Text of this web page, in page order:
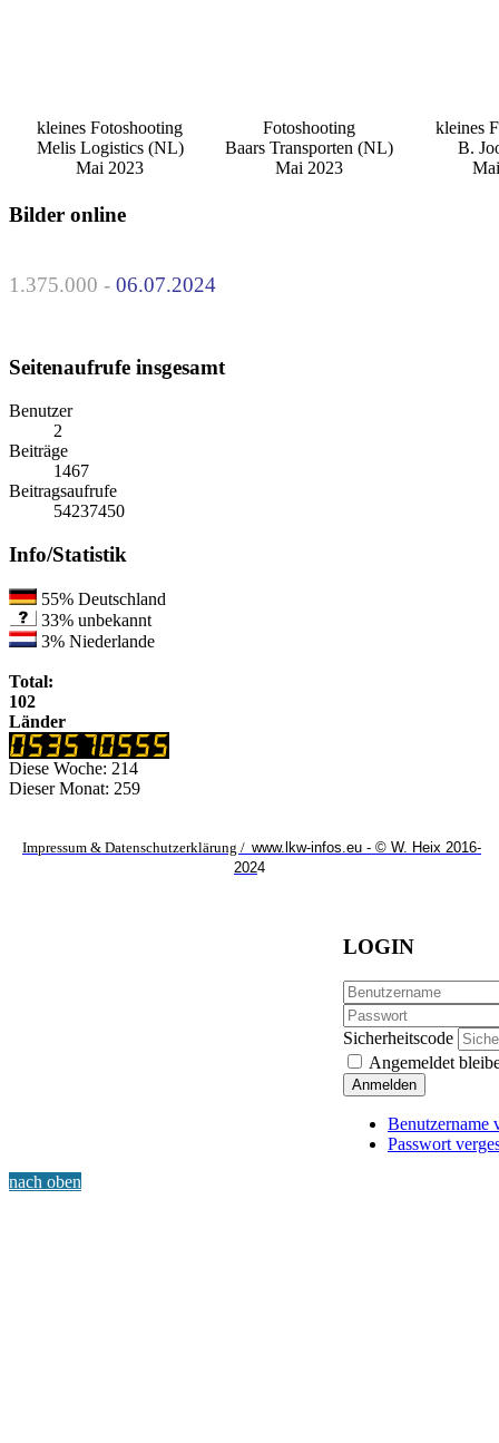
kleines Fotoshooting
Melis Logistics (NL)
Mai 2023
Fotoshooting
Baars Transporten (NL)
Mai 2023
kleines
B.
Bilder online
1.375.000 - 06.07.2024
Seitenaufrufe insgesamt
Benutzer
2
Beiträge
1467
Beitragsaufrufe
54237450
Info/Statistik
55% Deutschland
33% unbekannt
3% Niederlande
Total:
102
Länder
Diese Woche: 214
Dieser Monat: 259
Impressum & Datenschutzerklärung / www.lkw-infos.eu - © W. Heix 2016-
2024
LOGIN
Sicherheitscode
Angemeldet
Anmelden
Benutzername
Passwort
nach oben